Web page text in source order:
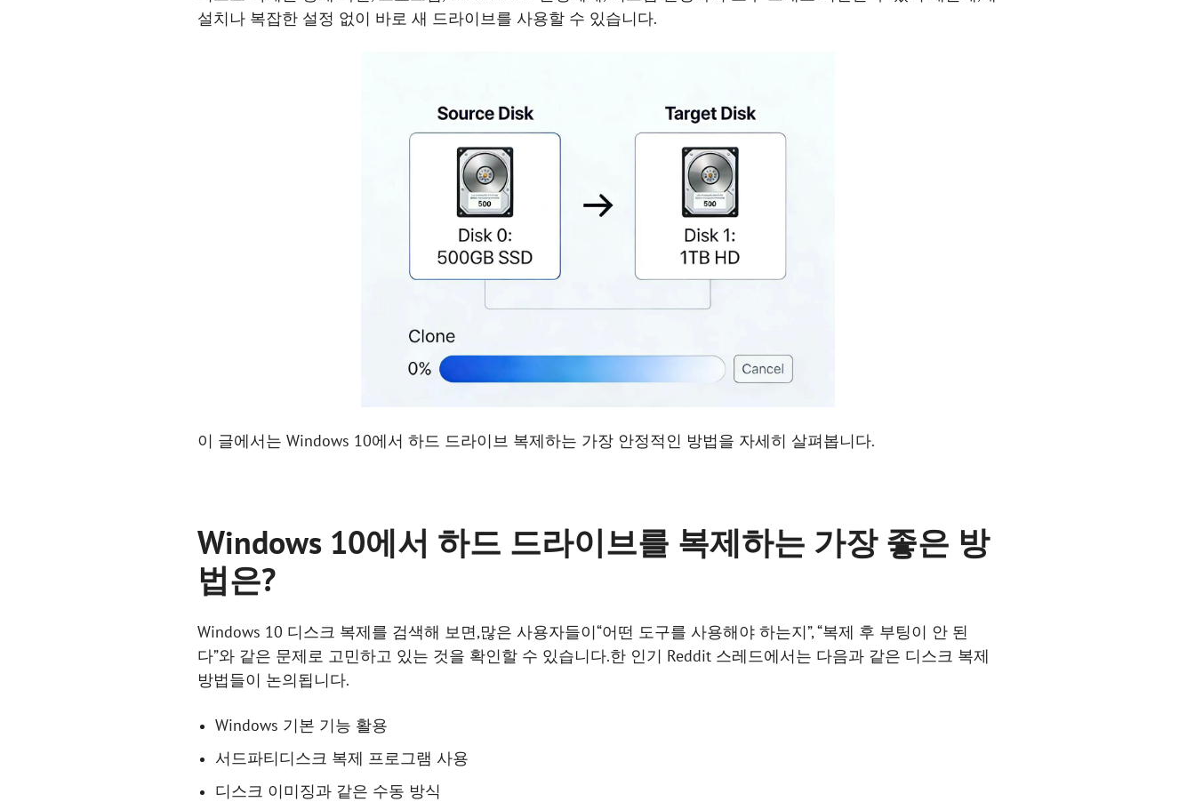
설치나 복잡한 설정 없이 바로 새 드라이브를 사용할 수 있습니다.
이 글에서는 Windows 10에서 하드 드라이브 복제하는 가장 안정적인 방법을 자세히 살펴봅니다.
Windows 10에서 하드 드라이브를 복제하는 가장 좋은 방
법은?
Windows 10 디스크 복제를 검색해 보면,많은 사용자들이“어떤 도구를 사용해야 하는지”, “복제 후 부팅이 안 된
다”와 같은 문제로 고민하고 있는 것을 확인할 수 있습니다.한 인기 Reddit 스레드에서는 다음과 같은 디스크 복제
방법들이 논의됩니다.
Windows 기본 기능 활용
서드파티디스크 복제 프로그램 사용
디스크 이미징과 같은 수동 방식